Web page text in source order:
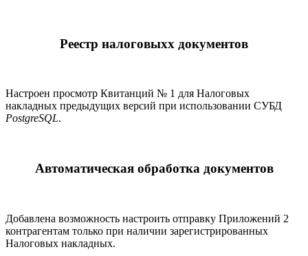
Реестр налоговыхх документов
Настроен просмотр Квитанций № 1 для Налоговых
накладных предыдущих версий при использовании СУБД
PostgreSQL.
Автоматическая обработка документов
Добавлена возможность настроить отправку Приложений 2
контрагентам только при наличии зарегистрированных
Налоговых накладных.